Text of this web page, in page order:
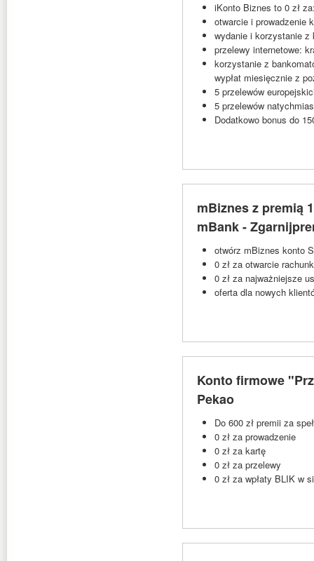
iKonto Biznes to 0 zł
otwarcie i prowadzenie
wydanie i korzystanie z
przelewy internetowe:
korzystanie z
wypłat miesięcznie z
5 przelewów
5 przelewów
Dodatkowo bonus do
mBiznes z premią
mBank -
otwórz mBiznes konto
0 zł za otwarcie
0 zł za najważniejsze
oferta dla nowych
Konto firmowe
Pekao
Do 600 zł premii za
0 zł za prowadzenie
0 zł za kartę
0 zł za przelewy
0 zł za wpłaty BLIK w